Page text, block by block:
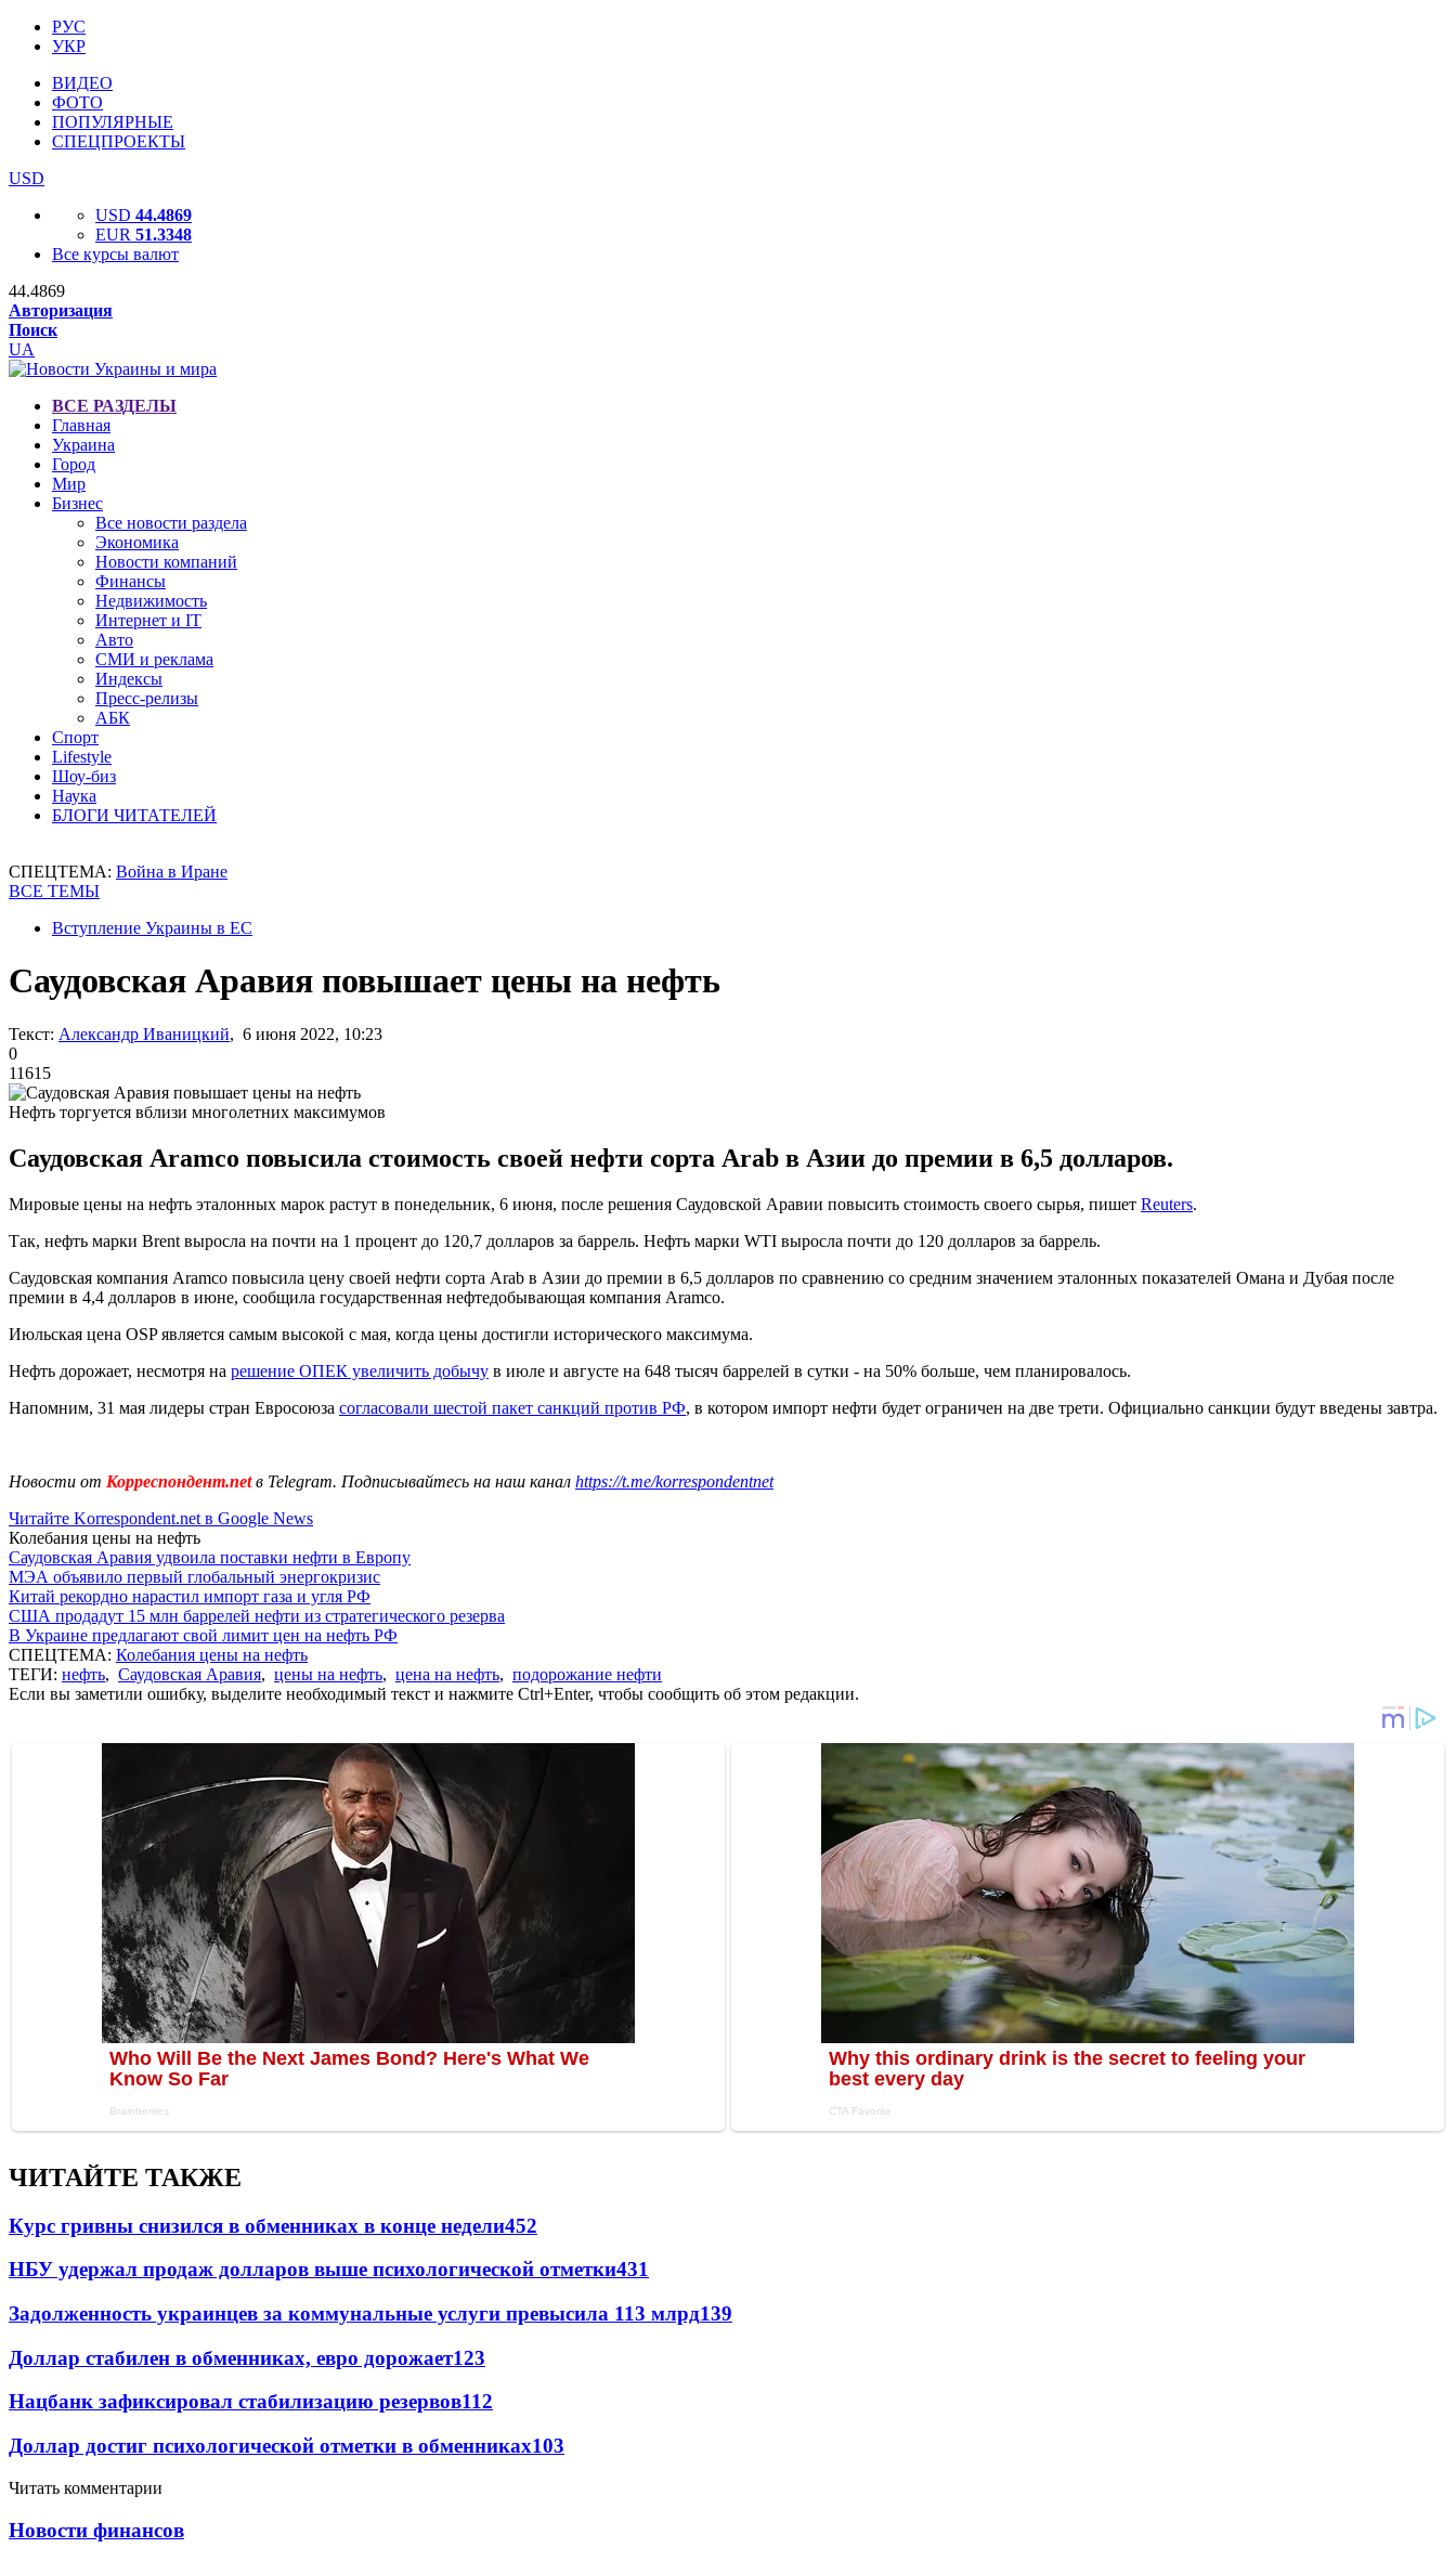
РУС
УКР
ВИДЕО
ФОТО
ПОПУЛЯРНЫЕ
СПЕЦПРОЕКТЫ
USD
USD 44.4869
EUR 51.3348
Все курсы валют
44.4869
Авторизация
Поиск
UA
ВСЕ РАЗДЕЛЫ
Главная
Украина
Город
Мир
Бизнес
Все новости раздела
Экономика
Новости компаний
Финансы
Недвижимость
Интернет и IT
Авто
СМИ и реклама
Индексы
Пресс-релизы
АБК
Спорт
Lifestyle
Шоу-биз
Наука
БЛОГИ ЧИТАТЕЛЕЙ
СПЕЦТЕМА: Война в Иране
ВСЕ ТЕМЫ
Вступление Украины в ЕС
Саудовская Аравия повышает цены на нефть
Текст: Александр Иваницкий, 6 июня 2022, 10:23
0
11615
Нефть торгуется вблизи многолетних максимумов
Саудовская Aramco повысила стоимость своей нефти сорта Arab в Азии до премии в 6,5 долларов.
Мировые цены на нефть эталонных марок растут в понедельник, 6 июня, после решения Саудовской Аравии повысить стоимость своего сырья, пишет Reuters.
Так, нефть марки Brent выросла на почти на 1 процент до 120,7 долларов за баррель. Нефть марки WTI выросла почти до 120 долларов за баррель.
Саудовская компания Aramco повысила цену своей нефти сорта Arab в Азии до премии в 6,5 долларов по сравнению со средним значением эталонных показателей Омана и Дубая после
премии в 4,4 долларов в июне, сообщила государственная нефтедобывающая компания Aramco.
Июльская цена OSP является самым высокой с мая, когда цены достигли исторического максимума.
Нефть дорожает, несмотря на решение ОПЕК увеличить добычу в июле и августе на 648 тысяч баррелей в сутки - на 50% больше, чем планировалось.
Напомним, 31 мая лидеры стран Евросоюза согласовали шестой пакет санкций против РФ, в котором импорт нефти будет ограничен на две трети. Официально санкции будут введены завтра.
Новости от Корреспондент.netв Telegram. Подписывайтесь на наш канал https://t.me/korrespondentnet
Читайте Korrespondent.net в Google News
Колебания цены на нефть
Саудовская Аравия удвоила поставки нефти в Европу
МЭА объявило первый глобальный энергокризис
Китай рекордно нарастил импорт газа и угля РФ
США продадут 15 млн баррелей нефти из стратегического резерва
В Украине предлагают свой лимит цен на нефть РФ
СПЕЦТЕМА: Колебания цены на нефть
ТЕГИ: нефть, Саудовская Аравия, цены на нефть, цена на нефть, подорожание нефти
Если вы заметили ошибку, выделите необходимый текст и нажмите Ctrl+Enter, чтобы сообщить об этом редакции.
ЧИТАЙТЕ ТАКЖЕ
Курс гривны снизился в обменниках в конце недели452
НБУ удержал продаж долларов выше психологической отметки431
Задолженность украинцев за коммунальные услуги превысила 113 млрд139
Доллар стабилен в обменниках, евро дорожает123
Нацбанк зафиксировал стабилизацию резервов112
Доллар достиг психологической отметки в обменниках103
Читать комментарии
Новости финансов